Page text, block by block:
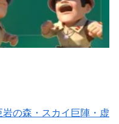
岩の森・スカイ巨陣・虚